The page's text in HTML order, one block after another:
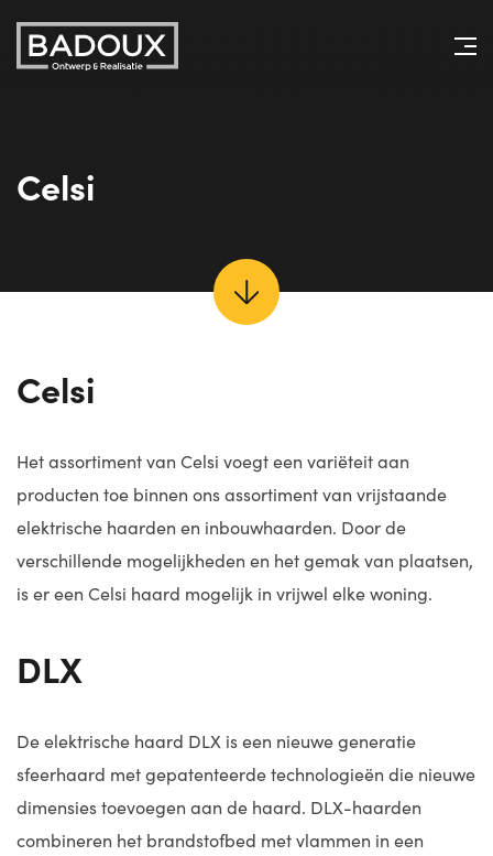
Celsi
Celsi
Het assortiment van Celsi voegt een variëteit aan
producten toe binnen ons assortiment van vrijstaande
elektrische haarden en inbouwhaarden. Door de
verschillende mogelijkheden en het gemak van plaatsen,
is er een Celsi haard mogelijk in vrijwel elke woning.
DLX
De elektrische haard DLX is een nieuwe generatie
sfeerhaard met gepatenteerde technologieën die nieuwe
dimensies toevoegen aan de haard. DLX-haarden
combineren het brandstofbed met vlammen in een